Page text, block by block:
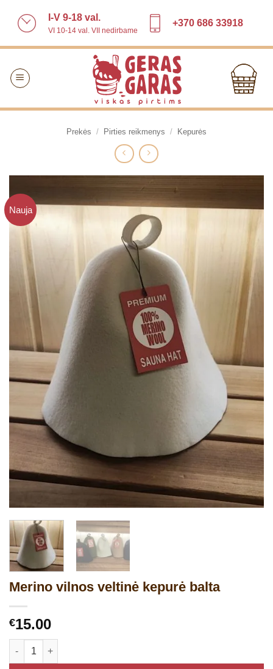
I-V 9-18 val.
VI 10-14 val. VII nedirbame
+370 686 33918
Prekės / Pirties reikmenys / Kepurės
Nauja
Merino vilnos veltinė kepurė balta
€15.00
produkto kiekis: Merino vilnos veltinė kepurė balta